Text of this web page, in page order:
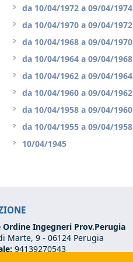
da 10/04/1972 a 09/04/1974
da 10/04/1970 a 09/04/1972
da 10/04/1968 a 09/04/1970
da 10/04/1964 a 09/04/1968
da 10/04/1962 a 09/04/1964
da 10/04/1960 a 09/04/1962
da 10/04/1958 a 09/04/1960
da 10/04/1955 a 09/04/1958
10/04/1945
Ordine Ingegneri Prov.Perugia
Marte, 9 - 06124 Perugia
94139270543